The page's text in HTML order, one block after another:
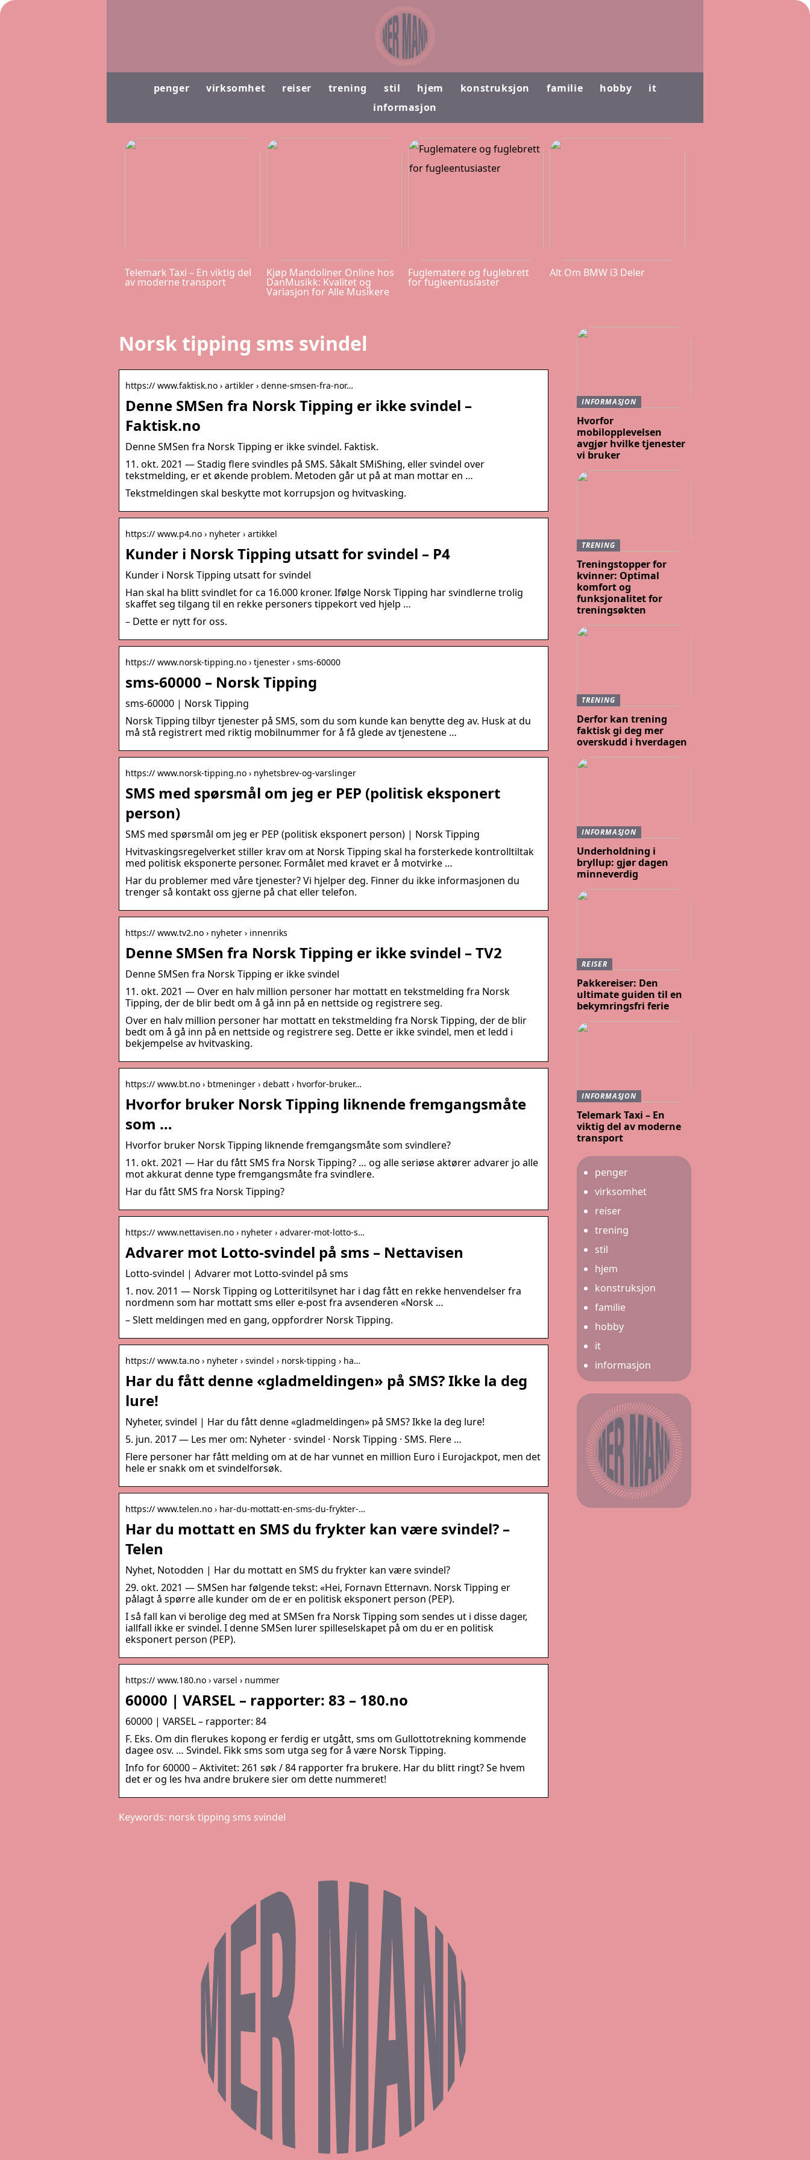
penger virksomhet reiser trening stil hjem konstruksjon familie hobby
it
informasjon
Telemark Taxi – En viktig del
av moderne transport
Kjøp Mandoliner Online hos
DanMusikk: Kvalitet og
Variasjon for Alle Musikere
Fuglematere og fuglebrett
for fugleentusiaster
Alt Om BMW i3 Deler
Norsk tipping sms svindel
https:// www.faktisk.no › artikler › denne-smsen-fra-nor…
Denne SMSen fra Norsk Tipping er ikke svindel –
Faktisk.no
Denne SMSen fra Norsk Tipping er ikke svindel. Faktisk.
11. okt. 2021 — Stadig flere svindles på SMS. Såkalt SMiShing, eller svindel over
tekstmelding, er et økende problem. Metoden går ut på at man mottar en …
Tekstmeldingen skal beskytte mot korrupsjon og hvitvasking.
https:// www.p4.no › nyheter › artikkel
Kunder i Norsk Tipping utsatt for svindel – P4
Kunder i Norsk Tipping utsatt for svindel
Han skal ha blitt svindlet for ca 16.000 kroner. Ifølge Norsk Tipping har svindlerne trolig
skaffet seg tilgang til en rekke personers tippekort ved hjelp …
– Dette er nytt for oss.
https:// www.norsk-tipping.no › tjenester › sms-60000
sms-60000 – Norsk Tipping
sms-60000 | Norsk Tipping
Norsk Tipping tilbyr tjenester på SMS, som du som kunde kan benytte deg av. Husk at du
må stå registrert med riktig mobilnummer for å få glede av tjenestene …
https:// www.norsk-tipping.no › nyhetsbrev-og-varslinger
SMS med spørsmål om jeg er PEP (politisk eksponert
person)
SMS med spørsmål om jeg er PEP (politisk eksponert person) | Norsk Tipping
Hvitvaskingsregelverket stiller krav om at Norsk Tipping skal ha forsterkede kontrolltiltak
med politisk eksponerte personer. Formålet med kravet er å motvirke …
Har du problemer med våre tjenester? Vi hjelper deg. Finner du ikke informasjonen du
trenger så kontakt oss gjerne på chat eller telefon.
https:// www.tv2.no › nyheter › innenriks
Denne SMSen fra Norsk Tipping er ikke svindel – TV2
Denne SMSen fra Norsk Tipping er ikke svindel
11. okt. 2021 — Over en halv million personer har mottatt en tekstmelding fra Norsk
Tipping, der de blir bedt om å gå inn på en nettside og registrere seg.
Over en halv million personer har mottatt en tekstmelding fra Norsk Tipping, der de blir
bedt om å gå inn på en nettside og registrere seg. Dette er ikke svindel, men et ledd i
bekjempelse av hvitvasking.
https:// www.bt.no › btmeninger › debatt › hvorfor-bruker…
Hvorfor bruker Norsk Tipping liknende fremgangsmåte
som …
Hvorfor bruker Norsk Tipping liknende fremgangsmåte som svindlere?
11. okt. 2021 — Har du fått SMS fra Norsk Tipping? … og alle seriøse aktører advarer jo alle
mot akkurat denne type fremgangsmåte fra svindlere.
Har du fått SMS fra Norsk Tipping?
https:// www.nettavisen.no › nyheter › advarer-mot-lotto-s…
Advarer mot Lotto-svindel på sms – Nettavisen
Lotto-svindel | Advarer mot Lotto-svindel på sms
1. nov. 2011 — Norsk Tipping og Lotteritilsynet har i dag fått en rekke henvendelser fra
nordmenn som har mottatt sms eller e-post fra avsenderen «Norsk …
– Slett meldingen med en gang, oppfordrer Norsk Tipping.
https:// www.ta.no › nyheter › svindel › norsk-tipping › ha…
Har du fått denne «gladmeldingen» på SMS? Ikke la deg
lure!
Nyheter, svindel | Har du fått denne «gladmeldingen» på SMS? Ikke la deg lure!
5. jun. 2017 — Les mer om: Nyheter · svindel · Norsk Tipping · SMS. Flere …
Flere personer har fått melding om at de har vunnet en million Euro i Eurojackpot, men det
hele er snakk om et svindelforsøk.
https:// www.telen.no › har-du-mottatt-en-sms-du-frykter-…
Har du mottatt en SMS du frykter kan være svindel? –
Telen
Nyhet, Notodden | Har du mottatt en SMS du frykter kan være svindel?
29. okt. 2021 — SMSen har følgende tekst: «Hei, Fornavn Etternavn. Norsk Tipping er
pålagt å spørre alle kunder om de er en politisk eksponert person (PEP).
I så fall kan vi berolige deg med at SMSen fra Norsk Tipping som sendes ut i disse dager,
iallfall ikke er svindel. I denne SMSen lurer spilleselskapet på om du er en politisk
eksponert person (PEP).
https:// www.180.no › varsel › nummer
60000 | VARSEL – rapporter: 83 – 180.no
60000 | VARSEL – rapporter: 84
F. Eks. Om din flerukes kopong er ferdig er utgått, sms om Gullottotrekning kommende
dagee osv. … Svindel. Fikk sms som utga seg for å være Norsk Tipping.
Info for 60000 – Aktivitet: 261 søk / 84 rapporter fra brukere. Har du blitt ringt? Se hvem
det er og les hva andre brukere sier om dette nummeret!
Keywords: norsk tipping sms svindel
INFORMASJON
Hvorfor
mobilopplevelsen
avgjør hvilke tjenester
vi bruker
TRENING
Treningstopper for
kvinner: Optimal
komfort og
funksjonalitet for
treningsøkten
TRENING
Derfor kan trening
faktisk gi deg mer
overskudd i hverdagen
INFORMASJON
Underholdning i
bryllup: gjør dagen
minneverdig
REISER
Pakkereiser: Den
ultimate guiden til en
bekymringsfri ferie
INFORMASJON
Telemark Taxi – En
viktig del av moderne
transport
penger
virksomhet
reiser
trening
stil
hjem
konstruksjon
familie
hobby
it
informasjon